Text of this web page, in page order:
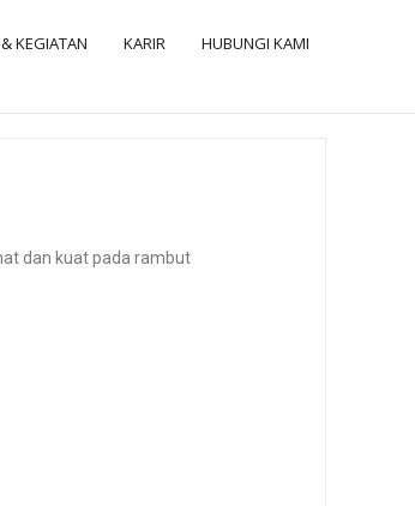
KEGIATAN KARIR HUBUNGI KAMI
dan kuat pada rambut